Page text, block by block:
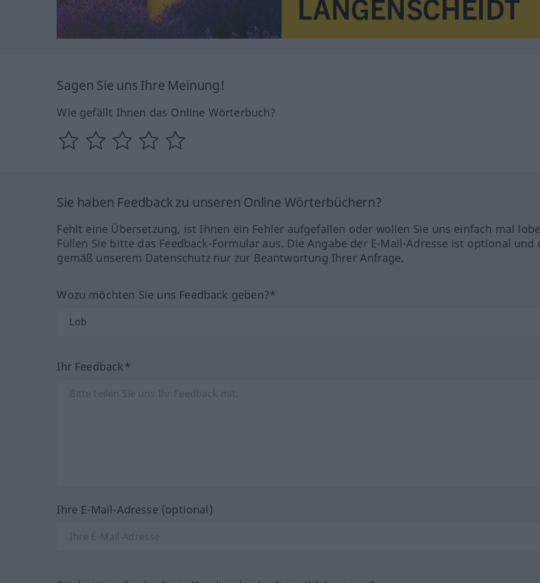
Sagen Sie uns Ihre Meinung!
Wie gefällt Ihnen das Online Wörterbuch?
Sie haben Feedback zu unseren Online Wörterbüchern?
Fehlt eine Übersetzung, ist Ihnen ein Fehler aufgefallen oder wollen Sie uns einfach mal
Füllen Sie bitte das Feedback-Formular aus. Die Angabe der E-Mail-Adresse ist optional und
gemäß unserem Datenschutz nur zur Beantwortung Ihrer Anfrage.
Wozu möchten Sie uns Feedback geben?*
Ihr Feedback*
Ihre E-Mail-Adresse (optional)